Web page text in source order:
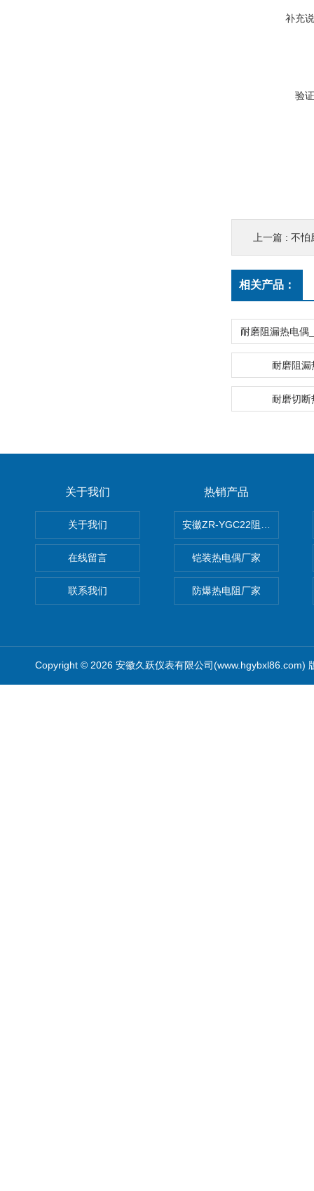
补充
验
上一篇 : 不怕磨
相关产品：
耐磨阻漏
耐磨切断
关于我们
关于我们
在线留言
联系我们
热销产品
安徽ZR-YGC22阻燃硅橡胶电
铠装热电偶厂家
防爆热电阻厂家
Copyright © 2026 安徽久跃仪表有限公司(www.hgybxl86.com)